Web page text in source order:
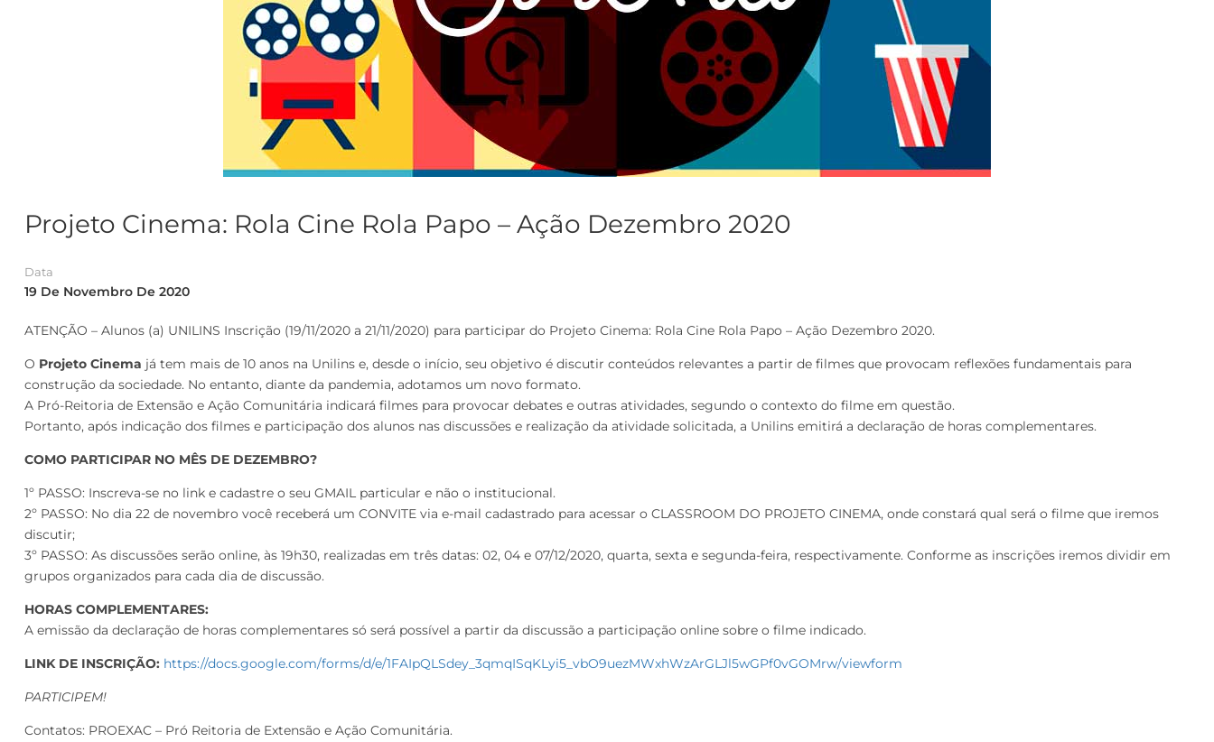
Projeto Cinema: Rola Cine Rola Papo – Ação Dezembro 2020
Data
19 De Novembro De 2020
ATENÇÃO – Alunos (a) UNILINS Inscrição (19/11/2020 a 21/11/2020) para participar do Projeto Cinema: Rola Cine Rola Papo – Ação Dezembro 2020.
O Projeto Cinema já tem mais de 10 anos na Unilins e, desde o início, seu objetivo é discutir conteúdos relevantes a partir de filmes que provocam reflexões fundamentais para
construção da sociedade. No entanto, diante da pandemia, adotamos um novo formato.
A Pró-Reitoria de Extensão e Ação Comunitária indicará filmes para provocar debates e outras atividades, segundo o contexto do filme em questão.
Portanto, após indicação dos filmes e participação dos alunos nas discussões e realização da atividade solicitada, a Unilins emitirá a declaração de horas complementares.
COMO PARTICIPAR NO MÊS DE DEZEMBRO?
1º PASSO: Inscreva-se no link e cadastre o seu GMAIL particular e não o institucional.
2º PASSO: No dia 22 de novembro você receberá um CONVITE via e-mail cadastrado para acessar o CLASSROOM DO PROJETO CINEMA, onde constará qual será o filme que iremos
discutir;
3º PASSO: As discussões serão online, às 19h30, realizadas em três datas: 02, 04 e 07/12/2020, quarta, sexta e segunda-feira, respectivamente. Conforme as inscrições iremos dividir em
grupos organizados para cada dia de discussão.
HORAS COMPLEMENTARES:
A emissão da declaração de horas complementares só será possível a partir da discussão a participação online sobre o filme indicado.
LINK DE INSCRIÇÃO: https://docs.google.com/forms/d/e/1FAIpQLSdey_3qmqISqKLyi5_vbO9uezMWxhWzArGLJl5wGPf0vGOMrw/viewform
PARTICIPEM!
Contatos: PROEXAC – Pró Reitoria de Extensão e Ação Comunitária.